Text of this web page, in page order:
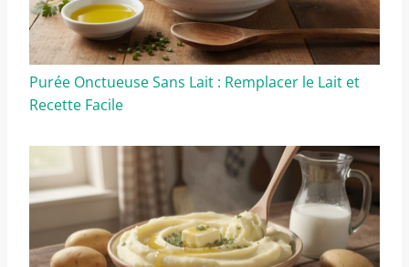
Purée Onctueuse Sans Lait : Remplacer le Lait et
Recette Facile